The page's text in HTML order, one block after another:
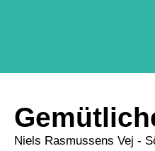
Niels Rasmussens Vej -